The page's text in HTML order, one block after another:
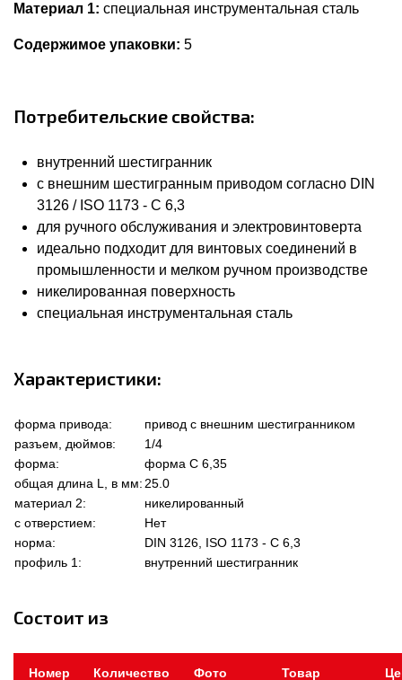
Материал 1: специальная инструментальная сталь
Содержимое упаковки: 5
Потребительские свойства:
внутренний шестигранник
с внешним шестигранным приводом согласно DIN
3126 / ISO 1173 - C 6,3
для ручного обслуживания и электровинтоверта
идеально подходит для винтовых соединений в
промышленности и мелком ручном производстве
никелированная поверхность
специальная инструментальная сталь
Характеристики:
форма привода:
привод с внешним шестигранником
разъем, дюймов:
1/4
форма:
форма C 6,35
общая длина L, в мм: 25.0
материал 2:
никелированный
с отверстием:
Нет
норма:
DIN 3126, ISO 1173 - C 6,3
профиль 1:
внутренний шестигранник
Состоит из
Номер Количество Фото Товар